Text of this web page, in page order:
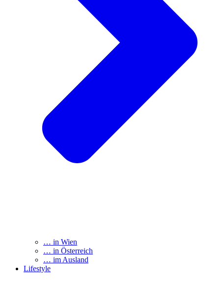
… in Wien
… in Österreich
… im Ausland
Lifestyle